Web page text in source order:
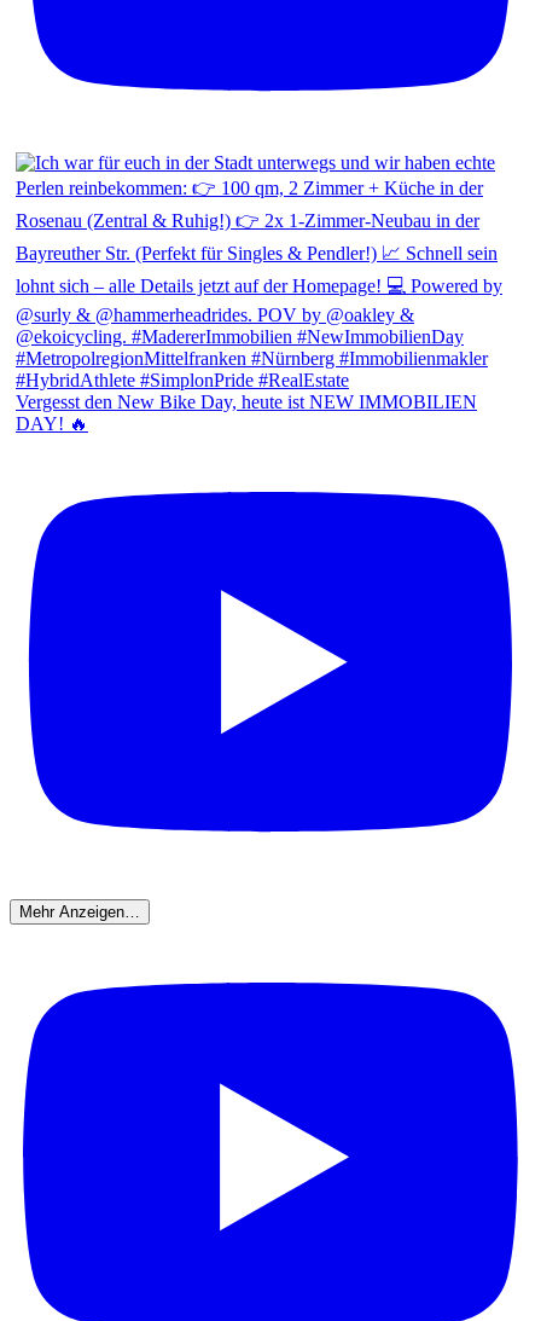
Vergesst den New Bike Day, heute ist NEW IMMOBILIEN
DAY! 🔥
Mehr Anzeigen…